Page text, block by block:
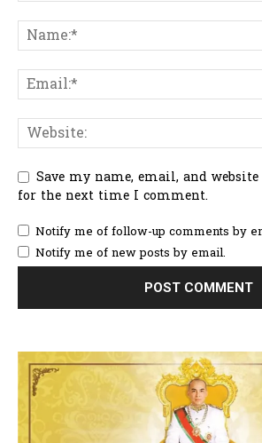
Save my name, email, and
for the next time I comment.
Notify me of follow-up comments by
Notify me of new posts by email.